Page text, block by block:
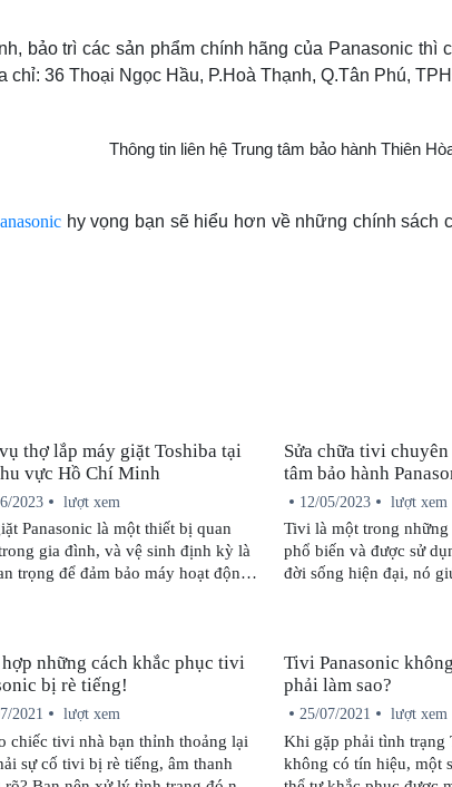
bảo trì các sản phẩm chính hãng của Panasonic thì
chỉ: 36 Thoại Ngọc Hầu, P.Hoà Thạnh, Q.Tân Phú,
hy vọng bạn sẽ hiểu hơn về những chính sách
thợ lắp máy giặt Toshiba tại
vực Hồ Chí Minh
2023
lượt xem
Panasonic là một thiết bị quan
gia đình, và vệ sinh định kỳ là
trọng để đảm bảo máy hoạt động
Sửa chữa tivi
tâm bảo hành
12/05/2023
lượt xem
Tivi là một trong những
phổ biến và được sử
đời sống hiện đại, nó
thường xuyên xảy ra,
trải nghiệm giải trí của
việc tìm kiếm một trung
những cách khắc phục tivi
bị rè tiếng!
2021
lượt xem
chiếc tivi nhà bạn thỉnh thoảng lại
sự cố tivi bị rè tiếng, âm thanh
Tivi Panasonic
phải làm sao?
25/07/2021
lượt xem
Khi gặp phải tình trạng
không có tín hiệu, một